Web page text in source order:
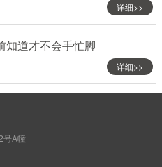
详细>>
知道才不会手忙脚
详细>>
号A幢